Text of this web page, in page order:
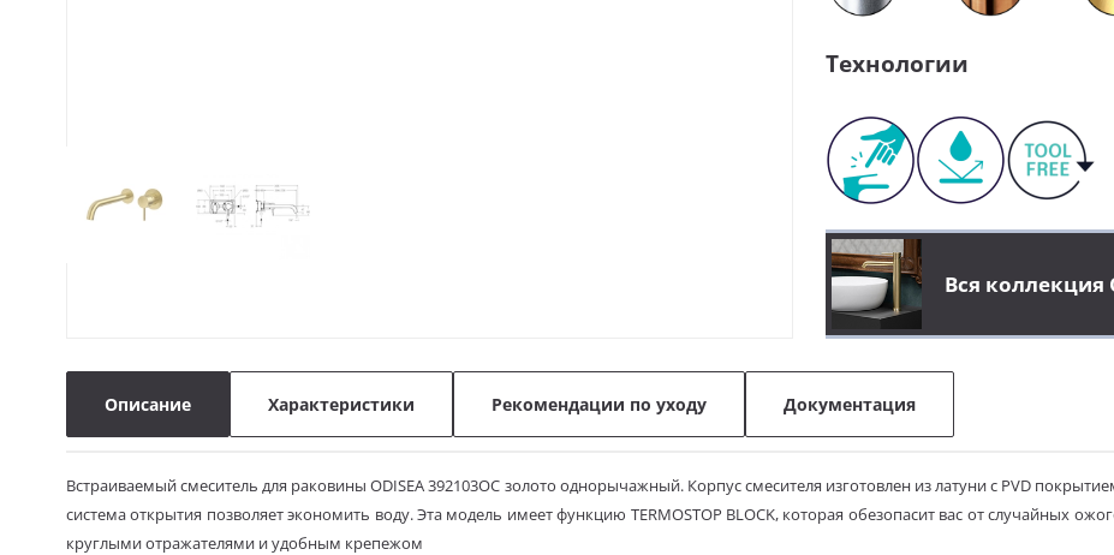
Технологии
Вся коллекция
Описание Характеристики Рекомендации по уходу Документация
Встраиваемый смеситель для раковины ODISEA 392103OC золото однорычажный. Корпус смесителя изготовлен из латуни с PVD
система открытия позволяет экономить воду. Эта модель имеет функцию TERMOSTOP BLOCK, которая обезопасит вас от случайных
круглыми отражателями и удобным крепежом